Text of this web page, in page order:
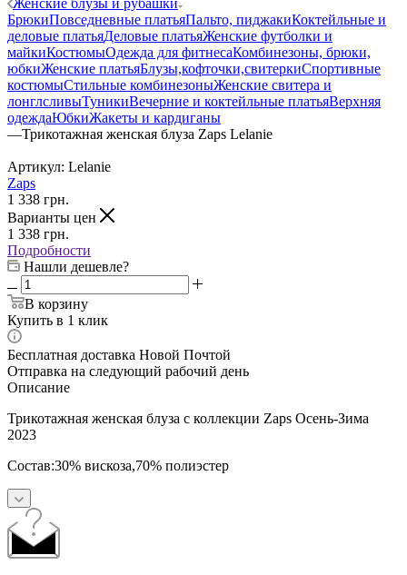
БрюкиПовседневные платьяПальто, пиджакиКоктейльные и
деловые платьяДеловые платьяЖенские футболки и
майкиКостюмыОдежда для фитнесаКомбинезоны, брюки,
юбкиЖенские платьяБлузы,кофточки,свитеркиСпортивные
костюмыСтильные комбинезоныЖенские свитера и
лонглсливыТуникиВечерние и коктейльные платьяВерхняя
одеждаЮбкиЖакеты и кардиганы
—Трикотажная женская блуза Zaps Lelanie
Артикул: Lelanie
Zaps
1 338 грн.
Варианты цен
1 338 грн.
Подробности
Нашли дешевле?
В корзину
Купить в 1 клик
Бесплатная доставка Новой Почтой
Отправка на следующий рабочий день
Описание
Трикотажная женская блуза с коллекции Zaps Осень-Зима
2023
Состав:30% вискоза,70% полиэстер